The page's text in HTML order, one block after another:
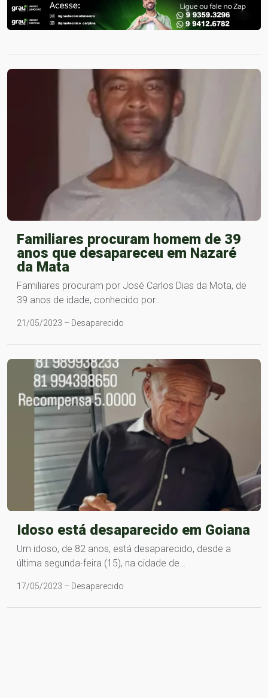
Familiares procuram homem de 39
anos que desapareceu em Nazaré
da Mata
Familiares procuram por José Carlos Dias da Mota, de
39 anos de idade, conhecido por…
21/05/2023 – Desaparecido
Idoso está desaparecido em Goiana
Um idoso, de 82 anos, está desaparecido, desde a
última segunda-feira (15), na cidade de…
17/05/2023 – Desaparecido